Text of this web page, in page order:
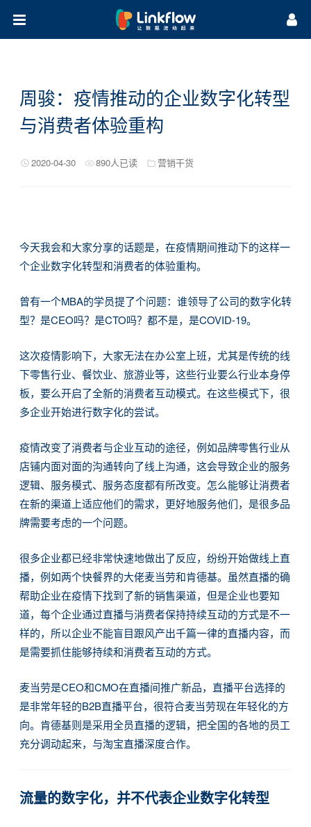
场景方案
广告追踪
营销自动化
客户画像
私域流量池
数据报表
生命周期管理
全域SCRM
行业方案
保险行业
B2B行业
零售行业
汽车行业
集成
营销研习社
案例干货
微课堂
知识库
热门活动
关于我们
周骏：疫情推动的企业数字化转型
与消费者体验重构
2020-04-30 890人已读 营销干货
今天我会和大家分享的话题是，在疫情期间推动下的这样一
个企业数字化转型和消费者的体验重构。
曾有一个MBA的学员提了个问题：谁领导了公司的数字化转
型？是CEO吗？是CTO吗？都不是，是COVID-19。
这次疫情影响下，大家无法在办公室上班，尤其是传统的线
下零售行业、餐饮业、旅游业等，这些行业要么行业本身停
板，要么开启了全新的消费者互动模式。在这些模式下，很
多企业开始进行数字化的尝试。
疫情改变了消费者与企业互动的途径，例如品牌零售行业从
店铺内面对面的沟通转向了线上沟通，这会导致企业的服务
逻辑、服务模式、服务态度都有所改变。怎么能够让消费者
在新的渠道上适应他们的需求，更好地服务他们，是很多品
牌需要考虑的一个问题。
很多企业都已经非常快速地做出了反应，纷纷开始做线上直
播，例如两个快餐界的大佬麦当劳和肯德基。虽然直播的确
帮助企业在疫情下找到了新的销售渠道，但是企业也要知
道，每个企业通过直播与消费者保持持续互动的方式是不一
样的，所以企业不能盲目跟风产出千篇一律的直播内容，而
是需要抓住能够持续和消费者互动的方式。
麦当劳是CEO和CMO在直播间推广新品，直播平台选择的
是非常年轻的B2B直播平台，很符合麦当劳现在年轻化的方
向。肯德基则是采用全员直播的逻辑，把全国的各地的员工
充分调动起来，与淘宝直播深度合作。
流量的数字化，并不代表企业数字化转型